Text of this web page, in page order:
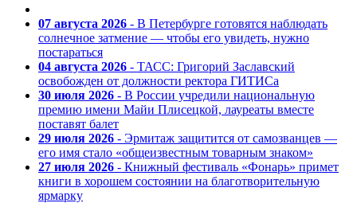
07 августа 2026 - В Петербурге готовятся наблюдать
солнечное затмение — чтобы его увидеть, нужно
постараться
04 августа 2026 - ТАСС: Григорий Заславский
освобожден от должности ректора ГИТИСа
30 июля 2026 - В России учредили национальную
премию имени Майи Плисецкой, лауреаты вместе
поставят балет
29 июля 2026 - Эрмитаж защитится от самозванцев —
его имя стало «общеизвестным товарным знаком»
27 июля 2026 - Книжный фестиваль «Фонарь» примет
книги в хорошем состоянии на благотворительную
ярмарку